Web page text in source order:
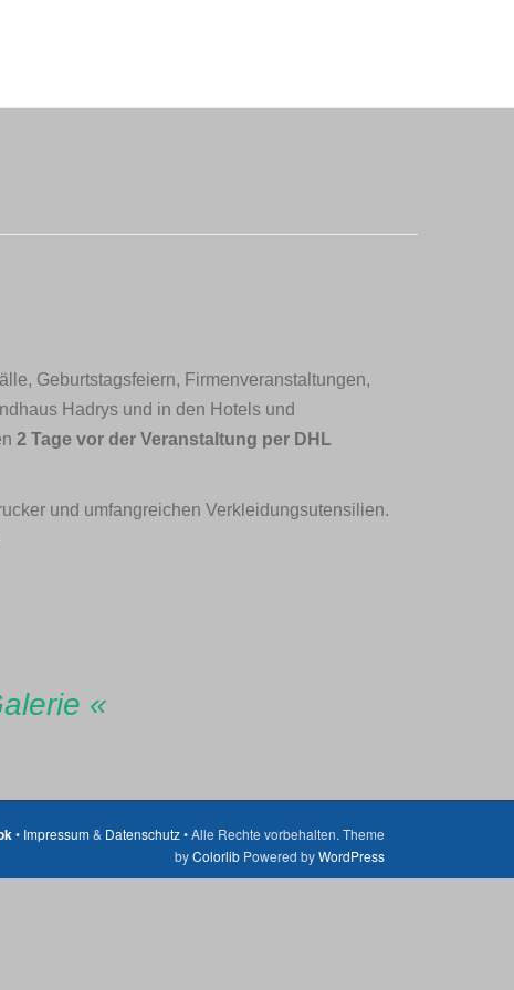
Geburtstagsfeiern, Firmenveranstaltungen,
Hadrys und in den Hotels und
2 Tage vor der Veranstaltung per DHL
und umfangreichen Verkleidungsutensilien.
«
• Impressum& Datenschutz• Alle Rechte vorbehalten. Theme
byColorlib Powered byWordPress